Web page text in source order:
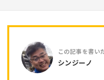
シンジーノ